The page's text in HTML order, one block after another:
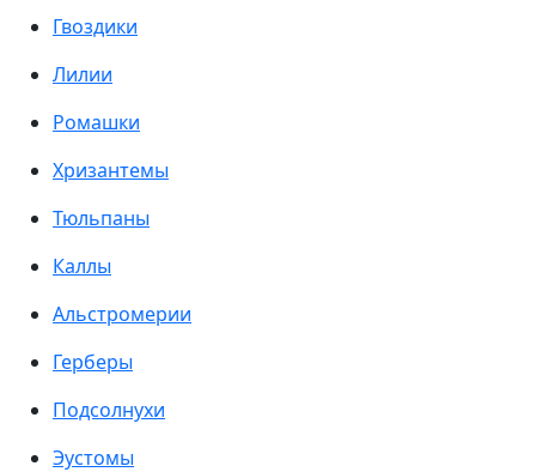
Гвоздики
Лилии
Ромашки
Хризантемы
Тюльпаны
Каллы
Альстромерии
Герберы
Подсолнухи
Эустомы